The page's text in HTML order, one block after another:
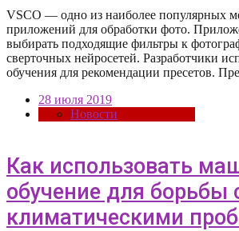
VSCO — одно из наиболее популярных
приложений для обработки фото.
выбирать подходящие фильтры к
сверточных нейросетей. Разработчики
обучения для рекомендации пресетов.
28 июля 2019
Новости
Как использовать
обучение для борьбы
климатическими